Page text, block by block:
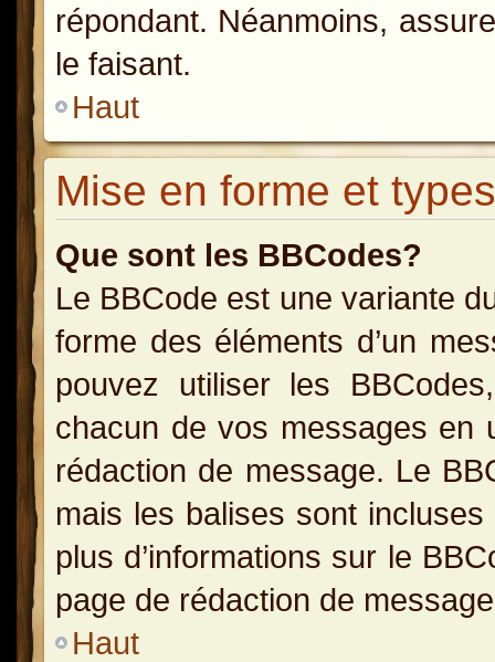
répondant. Néanmoins,
le faisant.
Haut
Mise en forme et
Que sont les BBCodes?
Le BBCode est une variante
forme des éléments d’un
pouvez utiliser les
chacun de vos messages en
rédaction de message. Le
mais les balises sont
plus d’informations sur le
page de rédaction de
Haut